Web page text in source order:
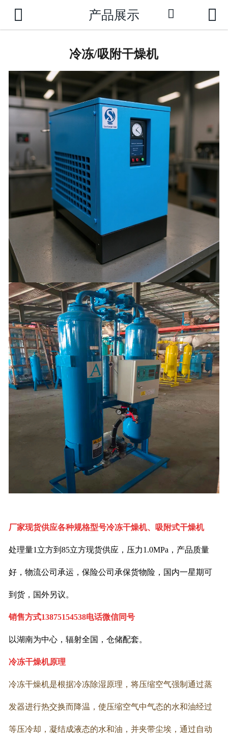
网站首页
产品中心
成功案例
荣誉资质
技术支持
联系我们
 产品展示  
冷冻/吸附干燥机
厂家现货供应各种规格型号冷冻干燥机、吸附式干燥机
处理量1立方到85立方现货供应，压力1.0MPa，产品质量
好，物流公司承运，保险公司承保货物险，国内一星期可
到货，国外另议。
销售方式13875154538电话微信同号
以湖南为中心，辐射全国，仓储配套。
冷冻干燥机原理
冷冻干燥机是根据冷冻除湿原理，将压缩空气强制通过蒸
发器进行热交换而降温，使压缩空气中气态的水和油经过
等压冷却，凝结成液态的水和油，并夹带尘埃，通过自动